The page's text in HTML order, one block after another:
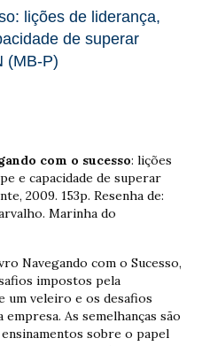
lições de liderança,
de superar
(MB-P)
com o sucesso: lições
e capacidade de superar
2009. 153p. Resenha de:
Marinha do
Navegando com o Sucesso,
impostos pela
um veleiro e os desafios
As semelhanças são
sobre o papel